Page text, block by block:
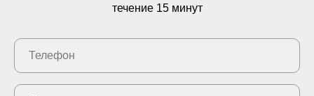
течение 15 минут